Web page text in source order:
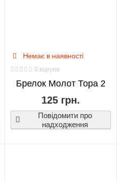
Немає в наявності
0 відгуків
Брелок Молот Тора 2
125 грн.
Повідомити про
надходження